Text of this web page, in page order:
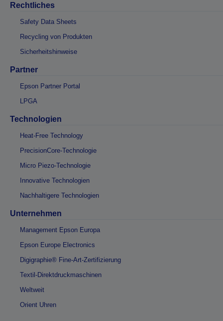
Rechtliches
Safety Data Sheets
Recycling von Produkten
Sicherheitshinweise
Partner
Epson Partner Portal
LPGA
Technologien
Heat-Free Technology
PrecisionCore-Technologie
Micro Piezo-Technologie
Innovative Technologien
Nachhaltigere Technologien
Unternehmen
Management Epson Europa
Epson Europe Electronics
Digigraphie® Fine-Art-Zertifizierung
Textil-Direktdruckmaschinen
Weltweit
Orient Uhren